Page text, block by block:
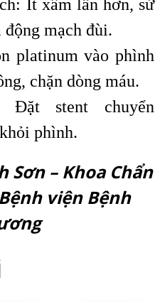
Ít xâm lấn hơn, sử
động mạch đùi.
platinum vào phình
chặn dòng máu.
Đặt stent chuyển
phình.
Sơn – Khoa Chẩn
viện Bệnh